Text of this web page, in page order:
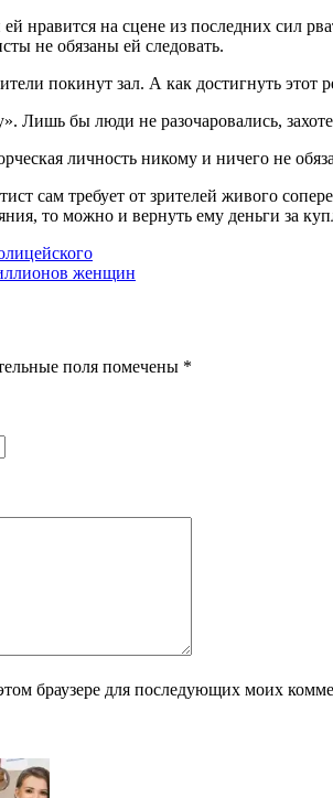
нравится на сцене из последних сил
не обязаны ей следовать.
покинут зал. А как достигнуть этот
бы люди не разочаровались,
личность никому и ничего не
сам требует от зрителей живого
то можно и вернуть ему деньги за
женщин
поля помечены *
браузере для последующих моих